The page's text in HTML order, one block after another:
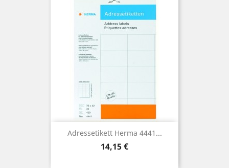
Adressetikett Herma 4441...
Preis
14,15 €